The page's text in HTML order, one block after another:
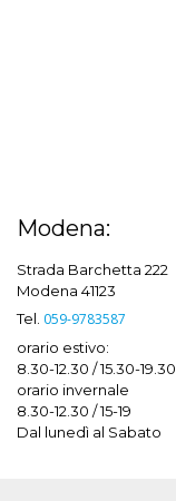
Modena:
Strada Barchetta 222
Modena 41123
Tel. 059-9783587
orario estivo:
8.30-12.30 / 15.30-19.30
orario invernale
8.30-12.30 / 15-19
Dal lunedì al Sabato